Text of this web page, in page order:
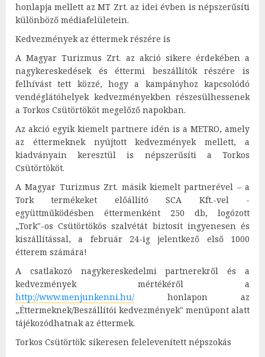
honlapja mellett az MT Zrt. az idei évben is népszerűsíti
különböző médiafelületein.
Kedvezmények az éttermek részére is
A Magyar Turizmus Zrt. az akció sikere érdekében a
nagykereskedések és éttermi beszállítók részére is
felhívást tett közzé, hogy a kampányhoz kapcsolódó
vendéglátóhelyek kedvezményekben részesülhessenek
a Torkos Csütörtököt megelőző napokban.
Az akció egyik kiemelt partnere idén is a METRO, amely
az éttermeknek nyújtott kedvezmények mellett, a
kiadványain keresztül is népszerűsíti a Torkos
Csütörtököt.
A Magyar Turizmus Zrt. másik kiemelt partnerével – a
Tork termékeket előállító SCA Kft.-vel -
együttműködésben éttermenként 250 db, logózott
„Tork"-os Csütörtökös szalvétát biztosít ingyenesen és
kiszállítással, a február 24-ig jelentkező első 1000
étterem számára!
A csatlakozó nagykereskedelmi partnerekről és a
kedvezmények mértékéről a
http://www.menjunkenni.hu/ honlapon az
„Éttermeknek/Beszállítói kedvezmények" menüpont alatt
tájékozódhatnak az éttermek.
Torkos Csütörtök: sikeresen felelevenített népszokás